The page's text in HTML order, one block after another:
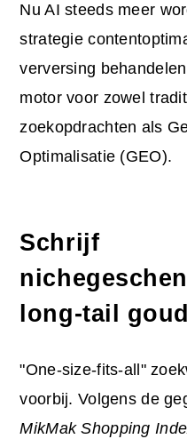
Nu AI steeds meer
strategie
verversing
motor voor zowel
zoekopdrachten als
Optimalisatie (GEO).
Schrijf
long-tail
"One-size-fits-all"
voorbij. Volgens de
MikMak Shopping